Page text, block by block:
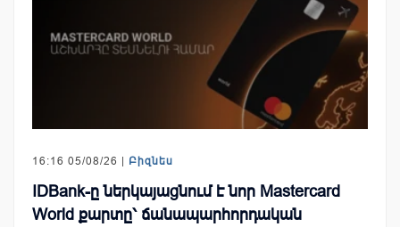
16:16 05/08/26 | Բիզնես
IDBank-ը ներկայացնում է նոր Mastercard
World քարտը՝ ճանապարհորդական